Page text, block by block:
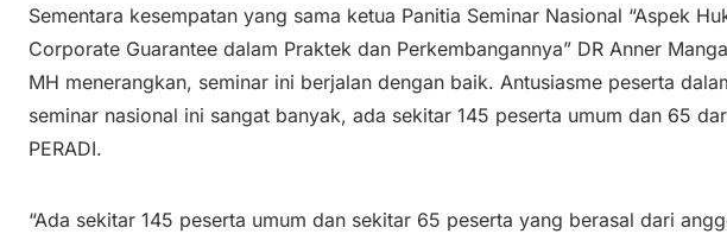
Sementara kesempatan yang sama ketua Panitia Seminar Nasional “Aspek
Corporate Guarantee dalam Praktek dan Perkembangannya” DR Anner
MH menerangkan, seminar ini berjalan dengan baik. Antusiasme peserta
seminar nasional ini sangat banyak, ada sekitar 145 peserta umum dan 65
PERADI.
“Ada sekitar 145 peserta umum dan sekitar 65 peserta yang berasal dari